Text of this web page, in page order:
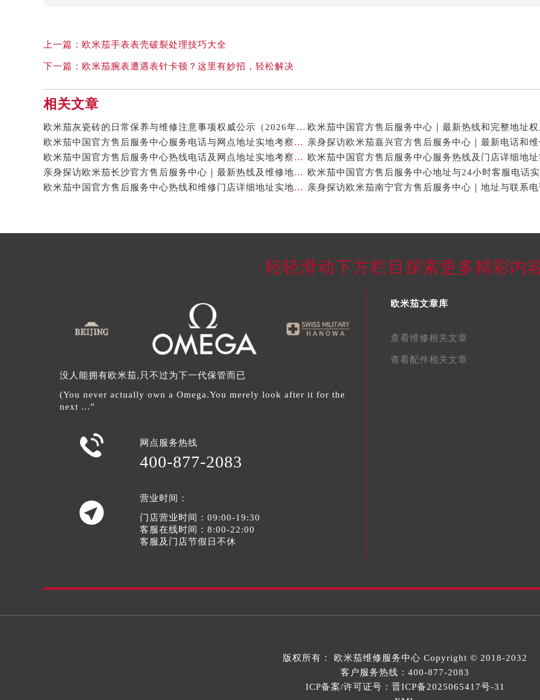
上一篇： 欧米茄手表表壳破裂处理技巧大全
下一篇： 欧米茄腕表遭遇表针卡顿？这里有妙招，轻松解决
相关文章
欧米茄灰瓷砖的日常保养与维修注意事项权威公示（2026年7月最新）
欧米茄中国官方售后服务中心服务电话与网点地址实地考察报告_多信源验证（2026年7月最新）
欧米茄中国官方售后服务中心热线电话及网点地址实地考察报告多信源验证（2026年7月最新）
亲身探访欧米茄长沙官方售后服务中心｜最新热线及维修地址（2026年7月最新）
欧米茄中国官方售后服务中心热线和维修门店详细地址实地考察报告_多信源验证（2026年7月最新）
轻轻滑动下方栏目探索更多精彩内
没人能拥有欧米茄,只不过为下一代保管而已
(You never actually own a Omega.You merely look after it for the
next ...”
 网点服务热线
400-877-2083

营业时间：
门店营业时间：09:00-19:30
客服在线时间：8:00-22:00
客服及门店节假日不休
欧米茄文章库
查看维修相关文章
查看配件相关文章
版权所有： 欧米茄维修服务中心 Copyright © 2018-2032
客户服务热线： 400-877-2083
ICP备案/许可证号：晋ICP备2025065417号-31